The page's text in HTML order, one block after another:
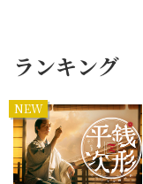
ランキング
NEW